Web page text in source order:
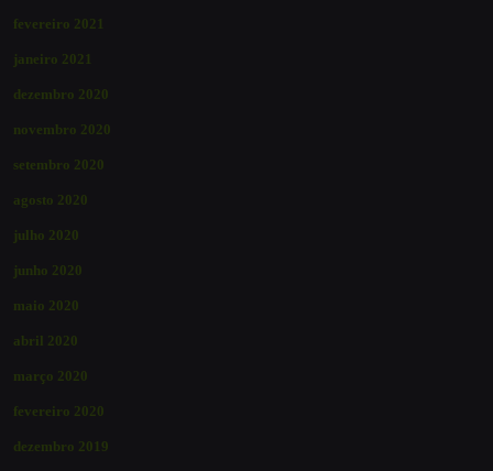
fevereiro 2021
janeiro 2021
dezembro 2020
novembro 2020
setembro 2020
agosto 2020
julho 2020
junho 2020
maio 2020
abril 2020
março 2020
fevereiro 2020
dezembro 2019